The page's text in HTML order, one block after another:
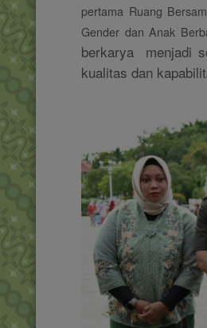
pertama Ruang
Gender dan Anak
berkarya menjadi
kualitas dan